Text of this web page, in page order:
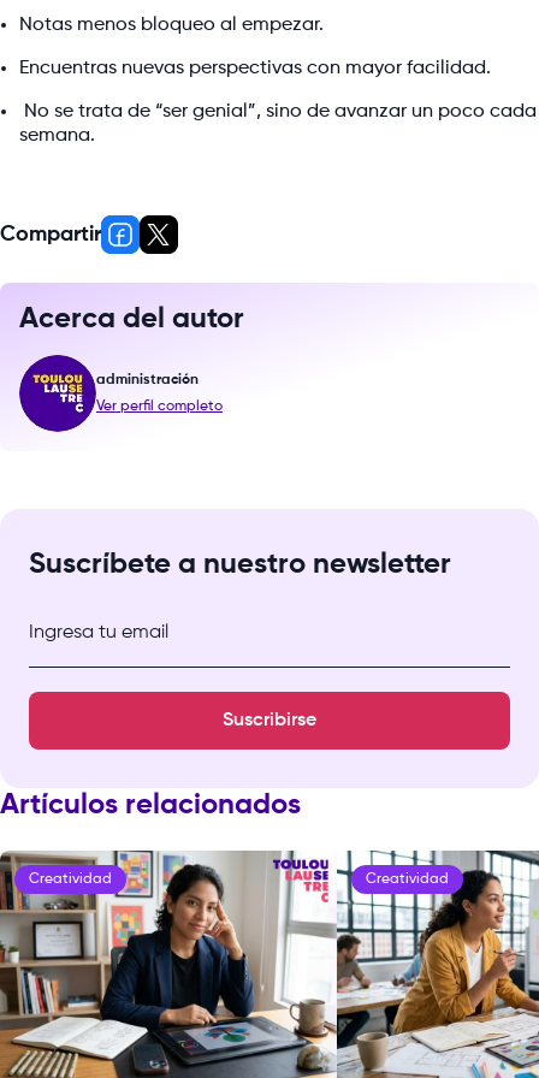
Notas menos bloqueo al empezar.
Encuentras nuevas perspectivas con mayor facilidad.
No se trata de “ser genial”, sino de avanzar un poco cada
semana.
Compartir
Acerca del autor
administración
Ver perfil completo
Suscríbete a nuestro newsletter
Ingresa tu email
Suscribirse
Artículos relacionados
Creatividad Creatividad